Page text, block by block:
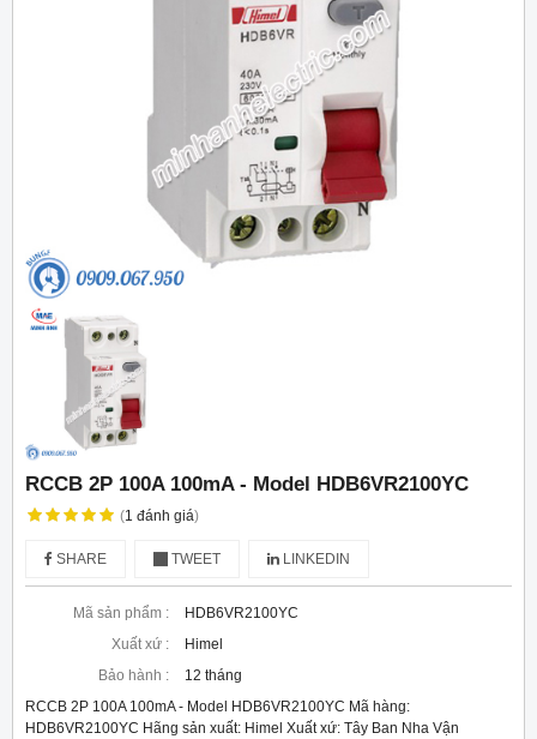
RCCB 2P 100A 100mA - Model HDB6VR2100YC
(1 đánh giá)
SHARE TWEET LINKEDIN
Mã sản phẩm :
HDB6VR2100YC
Xuất xứ :
Himel
Bảo hành :
12 tháng
RCCB 2P 100A 100mA - Model HDB6VR2100YC Mã hàng:
HDB6VR2100YC Hãng sản xuất: Himel Xuất xứ: Tây Ban Nha Vận